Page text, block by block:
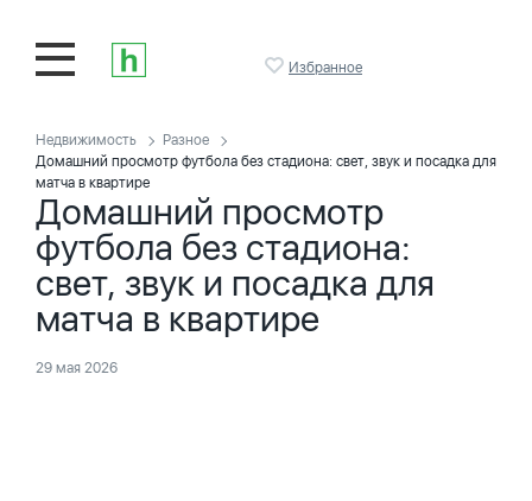
Избранное
Недвижимость
Разное
Домашний просмотр футбола без стадиона: свет, звук и посадка для
матча в квартире
Домашний просмотр
футбола без стадиона:
свет, звук и посадка для
матча в квартире
29 мая 2026